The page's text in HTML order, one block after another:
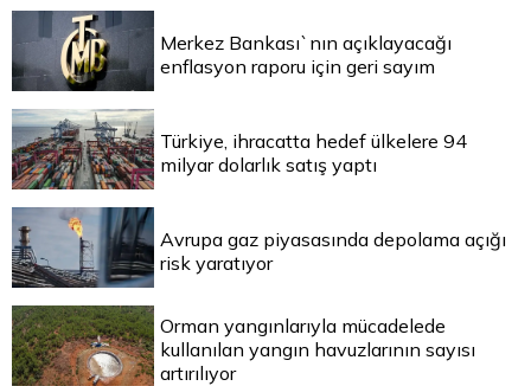
Merkez Bankası`nın açıklayacağı
enflasyon raporu için geri sayım
Türkiye, ihracatta hedef ülkelere 94
milyar dolarlık satış yaptı
Avrupa gaz piyasasında depolama açığı
risk yaratıyor
Orman yangınlarıyla mücadelede
kullanılan yangın havuzlarının sayısı
artırılıyor